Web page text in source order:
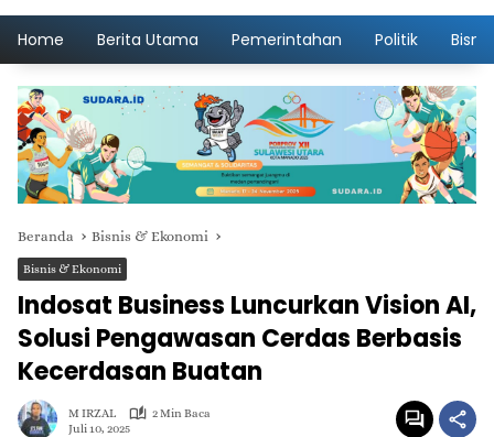
Home Berita Utama Pemerintahan Politik
Beranda Bisnis & Ekonomi
Bisnis & Ekonomi
Indosat Business Luncurkan Vision AI,
Solusi Pengawasan Cerdas Berbasis
Kecerdasan Buatan
M IRZAL
2 Min Baca
Juli 10, 2025